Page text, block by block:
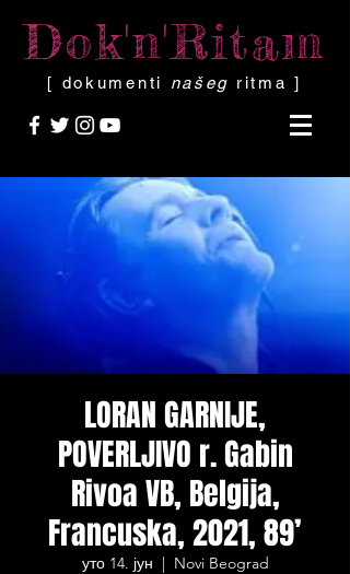
Dok'n'Ritam
[ dokumenti našeg ritma ]
LORAN GARNIJE,
POVERLJIVO r. Gabin
Rivoa VB, Belgija,
Francuska, 2021, 89’
уто 14. јун
  |
Novi Beograd